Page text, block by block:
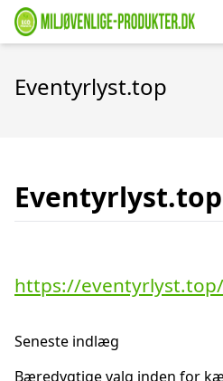
Eventyrlyst.top
Eventyrlyst.top
https://eventyrlyst.top/
Seneste indlæg
Bæredygtige valg inden for